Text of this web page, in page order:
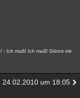
- Ich muß! Ich muß! Gönnt mir
24.02.2010 um 18:05